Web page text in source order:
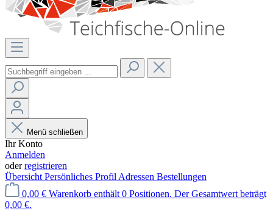
Menü schließen
Ihr Konto
Anmelden
oderregistrieren
Übersicht Persönliches Profil Adressen Bestellungen
0,00 € Warenkorb enthält 0 Positionen. Der Gesamtwert beträgt
0,00 €.